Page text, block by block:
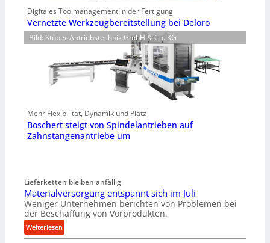
Digitales Toolmanagement in der Fertigung
Vernetzte Werkzeugbereitstellung bei Deloro
Bild: Stöber Antriebstechnik GmbH & Co. KG
Mehr Flexibilität, Dynamik und Platz
Boschert steigt von Spindelantrieben auf
Zahnstangenantriebe um
Lieferketten bleiben anfällig
Materialversorgung entspannt sich im Juli
Weniger Unternehmen berichten von Problemen bei
der Beschaffung von Vorprodukten.
Weiterlesen:
M